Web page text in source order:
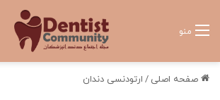
منو
صفحه اصلی / ارتودنسی دندان